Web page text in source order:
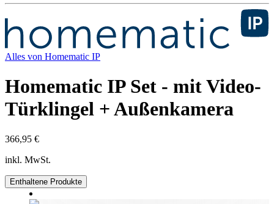
Alles von Homematic IP
Homematic IP Set - mit Video-
Türklingel + Außenkamera
366,95 €
inkl. MwSt.
Enthaltene Produkte